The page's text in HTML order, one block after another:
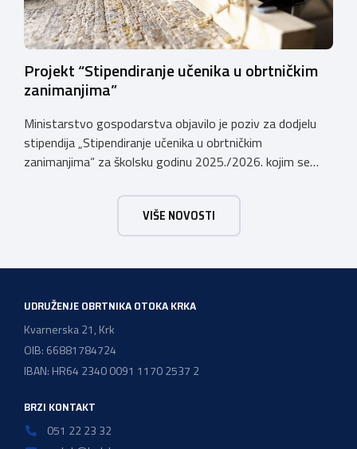
Projekt “Stipendiranje učenika u obrtničkim
zanimanjima”
Ministarstvo gospodarstva objavilo je poziv za dodjelu
stipendija „Stipendiranje učenika u obrtničkim
zanimanjima“ za školsku godinu 2025./2026. kojim se
2025./2026. obrazuju temeljem programa/kurikula u
trogodišnjem trajanju za stjecanje deficitarnih obrtničkih
zanimanja, sukladno Preporukama za obrazovnu upisnu
VIŠE NOVOSTI
UDRUŽENJE OBRTNIKA OTOKA KRKA
Kvarnerska 21, Krk
OIB: 66881784724
IBAN: HR64 2340 0091 1170 2537 2
BRZI KONTAKT
051 22 23 32